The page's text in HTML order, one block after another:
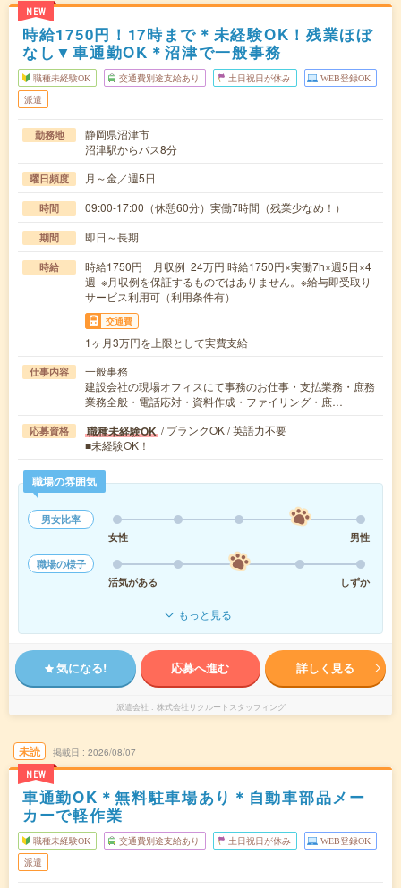
NEW
時給1750円！17時まで＊未経験OK！残業ほぼ
なし▼車通勤OK＊沼津で一般事務
職種未経験OK 交通費別途支給あり 土日祝日が休み WEB登録OK
派遣
勤務地
静岡県沼津市
沼津駅からバス8分
曜日頻度 月～金／週5日
時間 09:00-17:00（休憩60分）実働7時間（残業少なめ！）
期間 即日～長期
時給
時給1750円 月収例 24万円 時給1750円×実働7h×週5日×4
週 ※月収例を保証するものではありません。※給与即受取り
サービス利用可（利用条件有）
交通費
1ヶ月3万円を上限として実費支給
仕事内容
一般事務
建設会社の現場オフィスにて事務のお仕事・支払業務・庶務
業務全般・電話応対・資料作成・ファイリング・庶…
応募資格 職種未経験OK / ブランクOK / 英語力不要
■未経験OK！
職場の雰囲気
男女比率
女性
男性
職場の様子
活気がある
しずか
もっと見る
気になる! 応募へ進む 詳しく見る
派遣会社 株式会社リクルートスタッフィング
未読
NEW
掲載日 2026/08/07
車通勤OK＊無料駐車場あり＊自動車部品メー
カーで軽作業
職種未経験OK 交通費別途支給あり 土日祝日が休み WEB登録OK
派遣